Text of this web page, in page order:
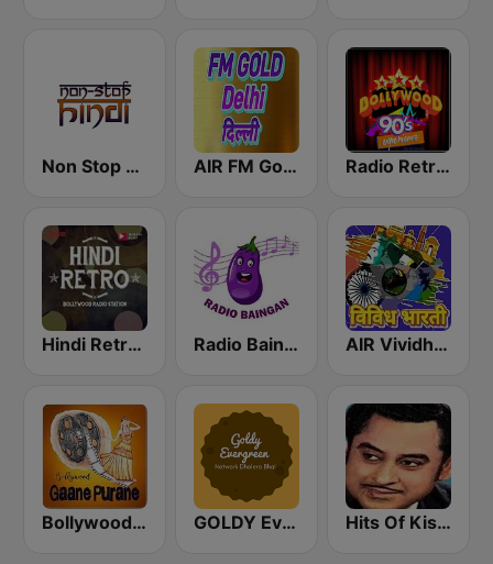
Non Stop Hindi AIR FM Gold Dehli Radio Retro Bollywood 90s
Hindi Retro Hits Radio Radio Baingan AIR Vividh Bharati
Bollywood Gaane Purane GOLDY Evergreen Hits Of Kishor Kumar